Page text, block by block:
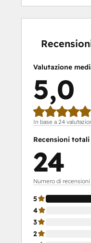
Valutazione
5,0
In base a 24
Recensioni totali
24
Numero di
5
4
3
2